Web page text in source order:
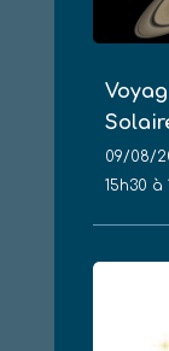
09/08/
15h30 à